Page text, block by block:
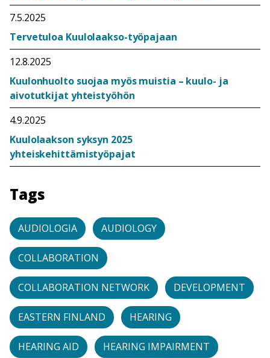
7.5.2025
Tervetuloa Kuulolaakso-työpajaan
12.8.2025
Kuulonhuolto suojaa myös muistia – kuulo- ja
aivotutkijat yhteistyöhön
4.9.2025
Kuulolaakson syksyn 2025
yhteiskehittämistyöpajat
Tags
AUDIOLOGIA AUDIOLOGY
COLLABORATION
COLLABORATION NETWORK DEVELOPMENT
EASTERN FINLAND HEARING
HEARING AID HEARING IMPAIRMENT